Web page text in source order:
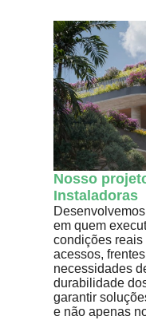
Nosso
Instaladoras
em quem
condições
acessos,
necessidades
durabilidade
garantir
e não apenas